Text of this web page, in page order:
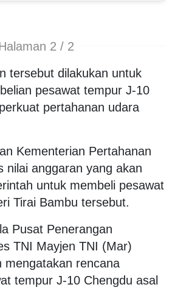
2 / 2
tersebut dilakukan untuk
pesawat tempur J-10
pertahanan udara
Kementerian Pertahanan
nilai anggaran yang akan
untuk membeli pesawat
Tirai Bambu tersebut.
Pusat Penerangan
TNI Mayjen TNI (Mar)
mengatakan rencana
tempur J-10 Chengdu asal